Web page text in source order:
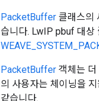
PacketBuffer 클래스의
습니다. LwIP pbuf 대상
PacketBuffer 객체는
의 사용자는 체이닝을
같습니다.